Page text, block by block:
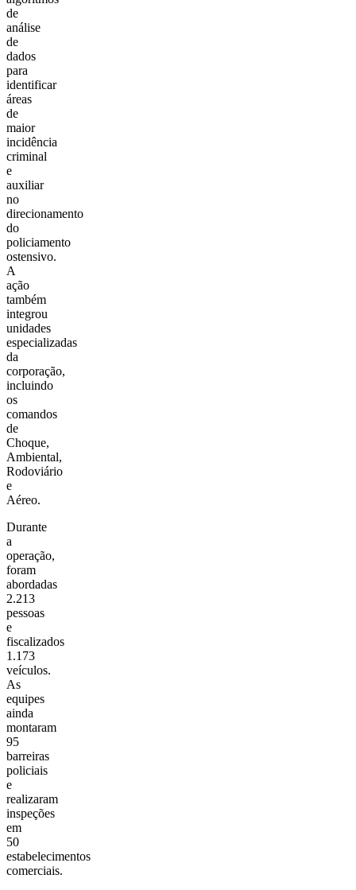
de
análise
de
dados
para
identificar
áreas
de
maior
incidência
criminal
e
auxiliar
no
direcionamento
do
policiamento
ostensivo.
A
ação
também
integrou
unidades
especializadas
da
corporação,
incluindo
os
comandos
de
Choque,
Ambiental,
Rodoviário
e
Aéreo.
Durante
a
operação,
foram
abordadas
2.213
pessoas
e
fiscalizados
1.173
veículos.
As
equipes
ainda
montaram
95
barreiras
policiais
e
realizaram
inspeções
em
50
estabelecimentos
comerciais.